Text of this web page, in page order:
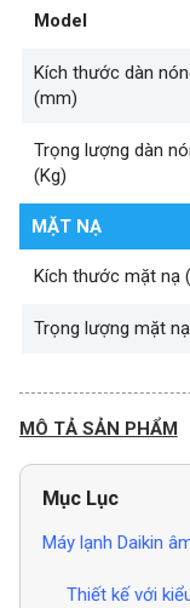
Model
Kích thước dàn
(mm)
Trọng lượng dàn
(Kg)
MẶT NẠ
Kích thước mặt nạ
Trọng lượng mặt
MÔ TẢ SẢN PHẨM
Mục Lục
Máy lạnh Daikin
Thiết kế với